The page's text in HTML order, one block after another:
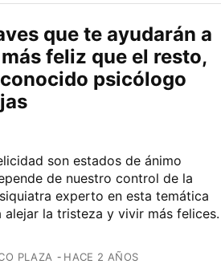
que te ayudarán a
feliz que el resto,
psicólogo
son estados de ánimo
de nuestro control de la
experto en esta temática
alejar la tristeza y vivir más felices.
PLAZA HACE 2 AÑOS